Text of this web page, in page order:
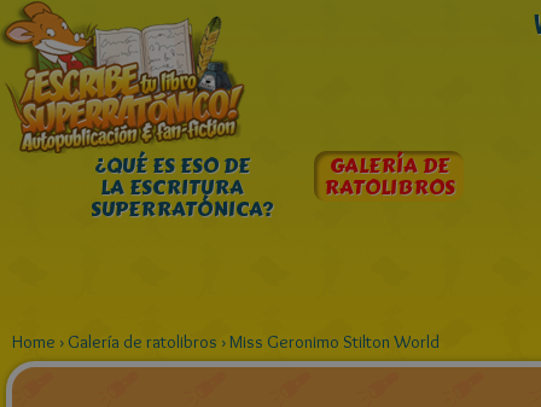
¿QUÉ ES ESO DE
LA ESCRITURA
SUPERRATÓNICA?
GALERÍA DE
RATOLIBROS
Home › Galería de ratolibros ›Miss Geronimo Stilton World